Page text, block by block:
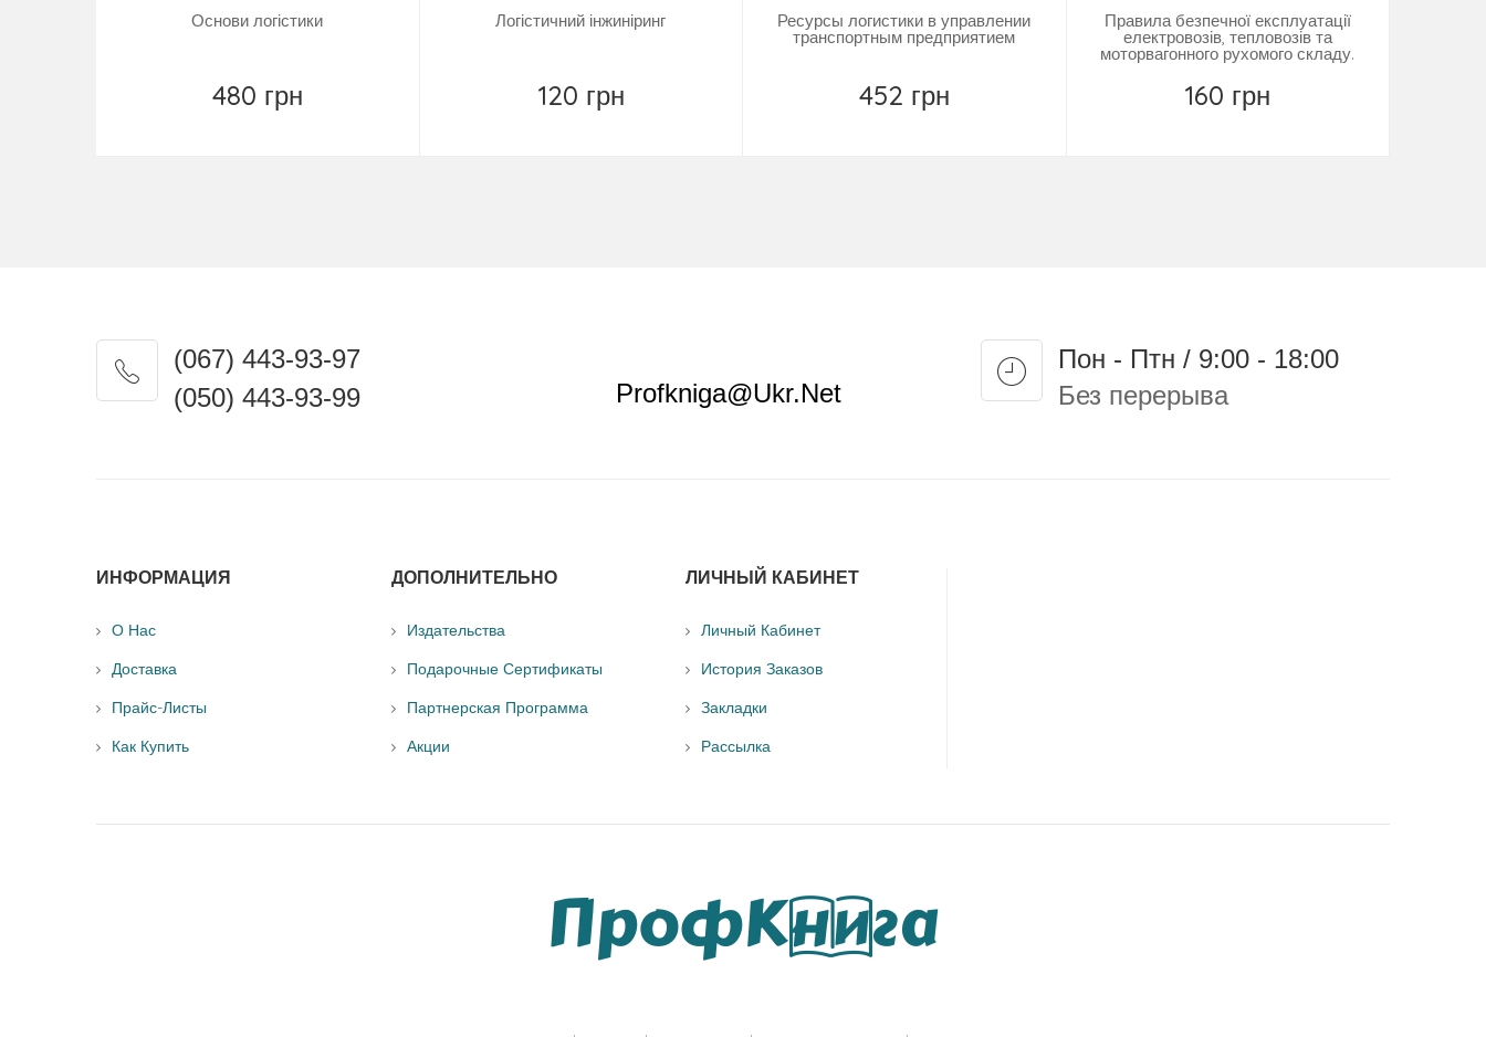
Основи логістики
480 грн
Логістичний інжиніринг
120 грн
Ресурсы логистики в управлении
транспортным предприятием
452 грн
Правила безпечної експлуатації
електровозів, тепловозів та
моторвагонного рухомого складу.
160 грн
(067) 443-93-97
(050) 443-93-99
Profkniga@ukr.net
Пон - Птн / 9:00 - 18:00
Без перерыва
ИНФОРМАЦИЯ
О Нас
Доставка
Прайс-Листы
Как Купить
ДОПОЛНИТЕЛЬНО
Издательства
Подарочные Сертификаты
Партнерская Программа
Акции
ЛИЧНЫЙ КАБИНЕТ
Личный Кабинет
История Заказов
Закладки
Рассылка